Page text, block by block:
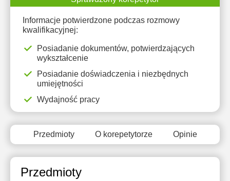
Informacje potwierdzone podczas rozmowy
kwalifikacyjnej:
Posiadanie dokumentów, potwierdzających
wykształcenie
Posiadanie doświadczenia i niezbędnych
umiejętności
Wydajność pracy
Przedmioty O korepetytorze Opinie
Przedmioty